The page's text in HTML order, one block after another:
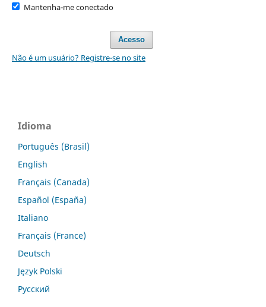
Mantenha-me conectado
Acesso
Não é um usuário? Registre-se no site
Idioma
Português (Brasil)
English
Français (Canada)
Español (España)
Italiano
Français (France)
Deutsch
Język Polski
Русский